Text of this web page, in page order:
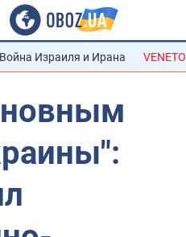
Война Израиля и Ирана VENETO